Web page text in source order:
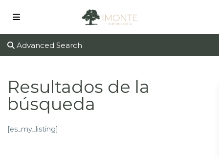
Advanced Search
Resultados de la
búsqueda
[es_my_listing]